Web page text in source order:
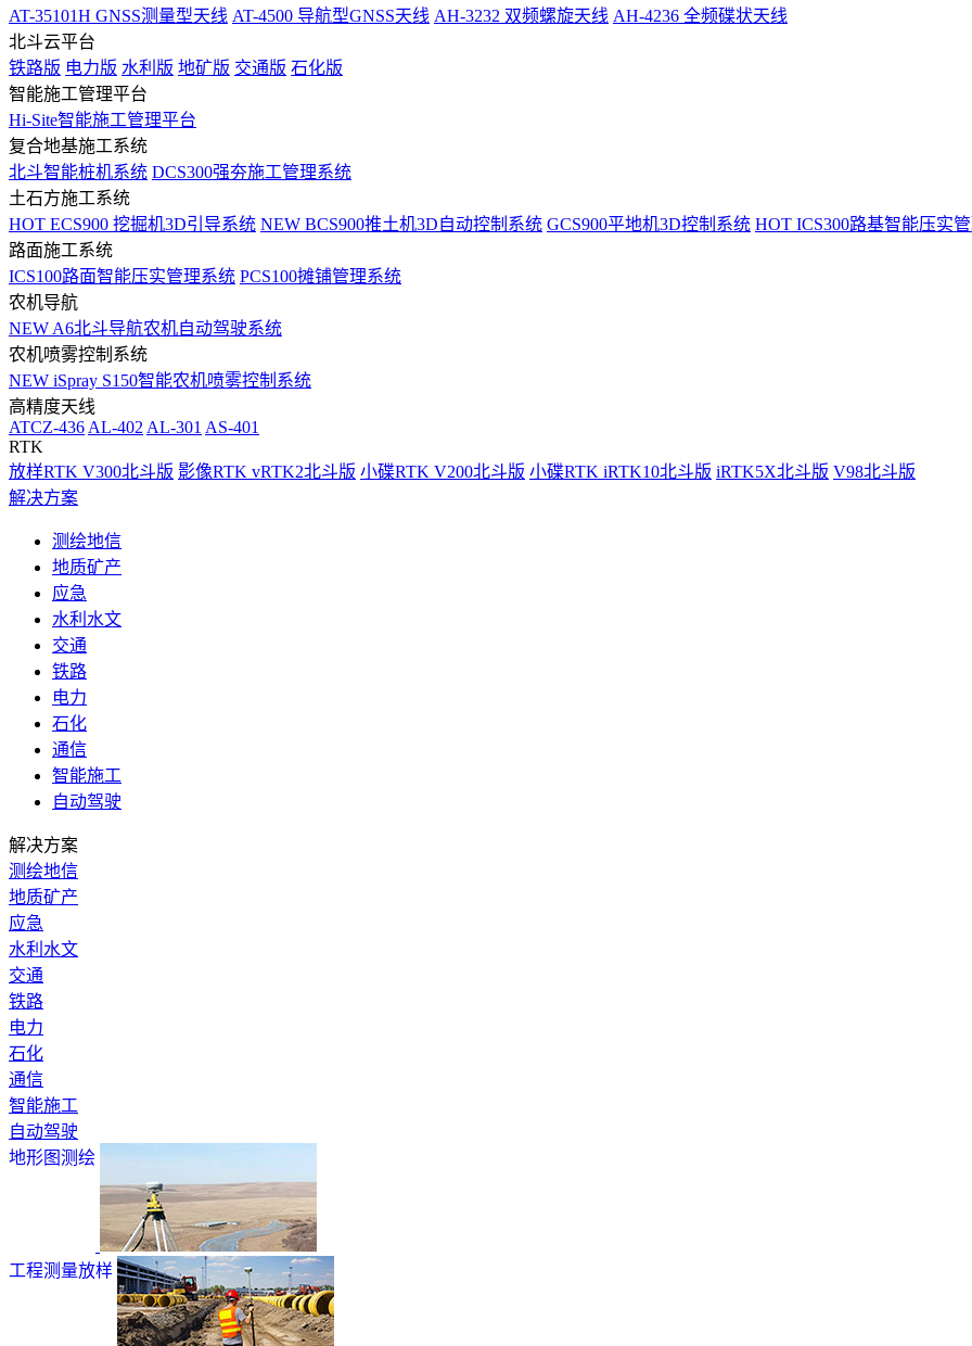
AT-35101H GNSS测量型天线 AT-4500 导航型GNSS天线 AH-3232 双频螺旋天线 AH-4236 全频碟状天线
北斗云平台
铁路版 电力版 水利版 地矿版 交通版 石化版
智能施工管理平台
Hi-Site智能施工管理平台
复合地基施工系统
北斗智能桩机系统 DCS300强夯施工管理系统
土石方施工系统
HOT ECS900 挖掘机3D引导系统 NEW BCS900推土机3D自动控制系统 GCS900平地机3D控制系统 HOT ICS300路基智能压实
路面施工系统
ICS100路面智能压实管理系统 PCS100摊铺管理系统
农机导航
NEW A6北斗导航农机自动驾驶系统
农机喷雾控制系统
NEW iSpray S150智能农机喷雾控制系统
高精度天线
ATCZ-436 AL-402 AL-301 AS-401
RTK
放样RTK V300北斗版 影像RTK vRTK2北斗版 小碟RTK V200北斗版 小碟RTK iRTK10北斗版 iRTK5X北斗版 V98北斗版
解决方案
测绘地信
地质矿产
应急
水利水文
交通
铁路
电力
石化
通信
智能施工
自动驾驶
解决方案
测绘地信
地质矿产
应急
水利水文
交通
铁路
电力
石化
通信
智能施工
自动驾驶
地形图测绘
工程测量放样